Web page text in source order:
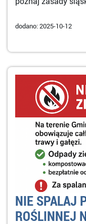
dodano: 2025-10-12
NIE SPALAJ
ROŚLINNEJ